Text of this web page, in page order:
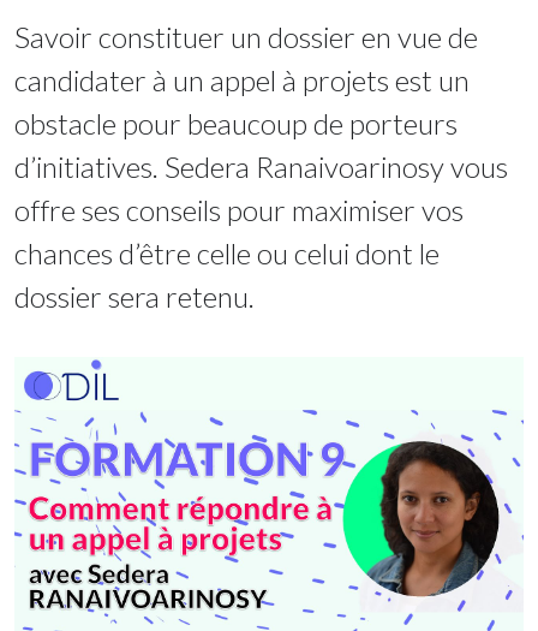
Savoir constituer un dossier en vue de
candidater à un appel à projets est un
obstacle pour beaucoup de porteurs
d’initiatives. Sedera Ranaivoarinosy vous
offre ses conseils pour maximiser vos
chances d’être celle ou celui dont le
dossier sera retenu.